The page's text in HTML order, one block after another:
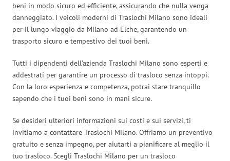
beni in modo sicuro ed efficiente, assicurando che nulla venga
danneggiato. I veicoli moderni di Traslochi Milano sono ideali
per il lungo viaggio da Milano ad Elche, garantendo un
trasporto sicuro e tempestivo dei tuoi beni.
Tutti i dipendenti dell’azienda Traslochi Milano sono esperti e
addestrati per garantire un processo di trasloco senza intoppi.
Con la loro esperienza e competenza, potrai stare tranquillo
sapendo che i tuoi beni sono in mani sicure.
Se desideri ulteriori informazioni sui costi e sui servizi, ti
invitiamo a contattare Traslochi Milano. Offriamo un preventivo
gratuito e senza impegno, per aiutarti a pianificare al meglio il
tuo trasloco. Scegli Traslochi Milano per un trasloco